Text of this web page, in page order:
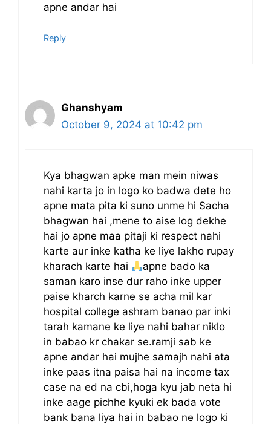
apne andar hai
Reply
Ghanshyam
October 9, 2024 at 10:42 pm
Kya bhagwan apke man mein niwas
nahi karta jo in logo ko badwa dete ho
apne mata pita ki suno unme hi Sacha
bhagwan hai ,mene to aise log dekhe
hai jo apne maa pitaji ki respect nahi
karte aur inke katha ke liye lakho rupay
kharach karte hai
apne bado ka
saman karo inse dur raho inke upper
paise kharch karne se acha mil kar
hospital college ashram banao par inki
tarah kamane ke liye nahi bahar niklo
in babao kr chakar se.ramji sab ke
apne andar hai mujhe samajh nahi ata
inke paas itna paisa hai na income tax
case na ed na cbi,hoga kyu jab neta hi
inke aage pichhe kyuki ek bada vote
bank bana liya hai in babao ne logo ki